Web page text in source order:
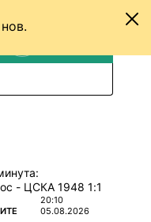
Панатинайкос - ЦСКА 1948 1:1
20:10
05.08.2026